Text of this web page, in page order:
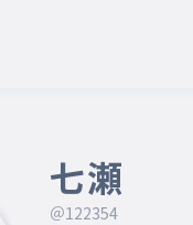
七瀬
＠122354